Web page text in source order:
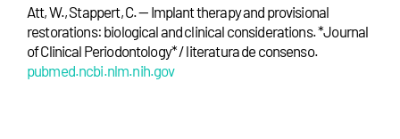
Att, W., Stappert, C. — Implant therapy and provisional
restorations: biological and clinical considerations. *Journal
of Clinical Periodontology* / literatura de consenso.
pubmed.ncbi.nlm.nih.gov